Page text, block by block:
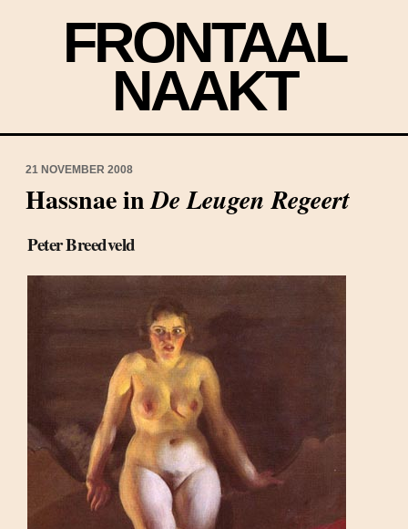
FRONTAAL
NAAKT
21 NOVEMBER 2008
Hassnae inDe Leugen Regeert
Peter Breedveld